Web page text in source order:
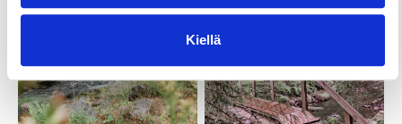
Kiellä